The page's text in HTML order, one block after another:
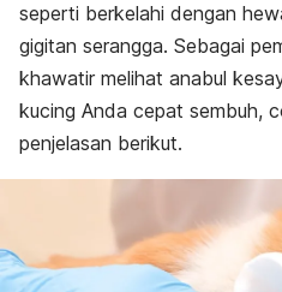
seperti berkelahi dengan
gigitan serangga. Sebagai
khawatir melihat anabul
kucing Anda cepat sembuh,
penjelasan berikut.